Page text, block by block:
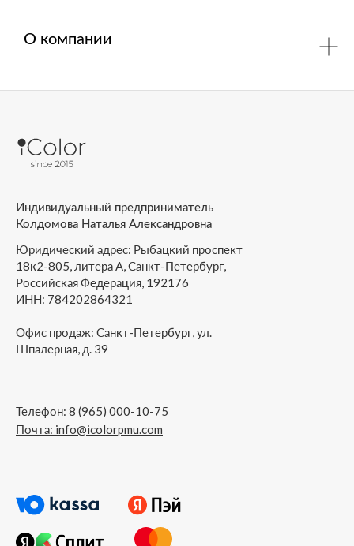
О компании
Индивидуальный предприниматель
Колдомова Наталья Александровна
Юридический адрес: Рыбацкий проспект
18к2-805, литера А, Санкт-Петербург,
Российская Федерация, 192176
ИНН: 784202864321
Офис продаж: Санкт-Петербург, ул.
Шпалерная, д. 39
Телефон: 8 (965) 000-10-75
Почта: info@icolorpmu.com